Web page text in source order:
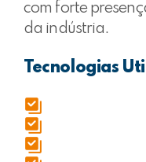
com forte
da indústria.
Tecnologias